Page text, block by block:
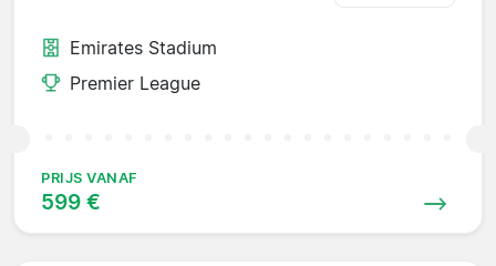
Emirates Stadium
Premier League
PRIJS VANAF
599 €